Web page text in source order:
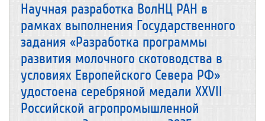
Научная разработка ВолНЦ РАН в
рамках выполнения Государственного
задания «Разработка программы
развития молочного скотоводства в
условиях Европейского Севера РФ»
удостоена серебряной медали XXVII
Российской агропромышленной